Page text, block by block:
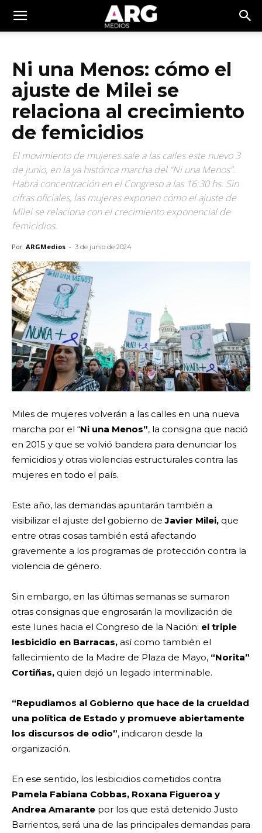
Ni una Menos: cómo el
ajuste de Milei se
relaciona al crecimiento
de femicidios
El movimiento de mujeres sale a las calles este nuevo 3
de junio, en la ya histórica marcha del “Ni una Menos”.
Habrá concentración en el Congreso a las 16:30 hs. Sin
cifras oficiales, las mujeres exponen cómo el ajuste de
Milei se relaciona con el crecimiento exponencial de
femicidios.
Por ARGMedios - 3 de junio de 2024
Miles de mujeres volverán a las calles en una nueva
marcha por el “Ni una Menos”, la consigna que nació
en 2015 y que se volvió bandera para denunciar los
femicidios y otras violencias estructurales contra las
mujeres en todo el país.
Este año, las demandas apuntarán también a
visibilizar el ajuste del gobierno deJavier Milei, que
entre otras cosas también está afectando
gravemente a los programas de protección contra la
violencia de género.
Sin embargo, en las últimas semanas se sumaron
otras consignas que engrosarán la movilización de
este lunes hacia el Congreso de la Nación: el triple
lesbicidio en Barracas, así como también el
fallecimiento de la Madre de Plaza de Mayo, “Norita”
Cortiñas, quien dejó un legado interminable.
“Repudiamos al Gobierno que hace de la crueldad
una política de Estado y promueve abiertamente
los discursos de odio”, indicaron desde la
organización.
En ese sentido, los lesbicidios cometidos contra
Pamela Fabiana Cobbas, Roxana Figueroa y
Andrea Amarante por los que está detenido Justo
Barrientos, será una de las principales demandas para